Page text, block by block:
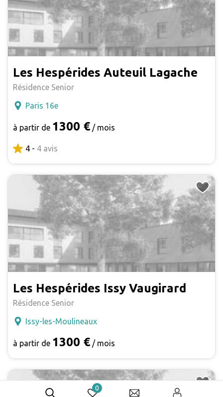
Les Hespérides Auteuil Lagache
Résidence Senior
Paris 16e
à partir de 1300 € / mois
4 - 4 avis
Les Hespérides Issy Vaugirard
Résidence Senior
Issy-les-Moulineaux
à partir de 1300 € / mois
0